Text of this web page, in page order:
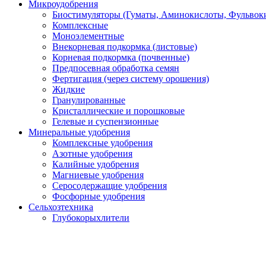
Микроудобрения
Биостимуляторы (Гуматы, Аминокислоты,
Комплексные
Моноэлементные
Внекорневая подкормка (листовые)
Корневая подкормка (почвенные)
Предпосевная обработка семян
Фертигация (через систему орошения)
Жидкие
Гранулированные
Кристаллические и порошковые
Гелевые и суспензионные
Минеральные удобрения
Комплексные удобрения
Азотные удобрения
Калийные удобрения
Магниевые удобрения
Серосодержащие удобрения
Фосфорные удобрения
Сельхозтехника
Глубокорыхлители